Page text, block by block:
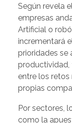
Según revela
empresas
Artificial o
incrementará
prioridades se
productividad,
entre los retos
propias
Por sectores,
como la